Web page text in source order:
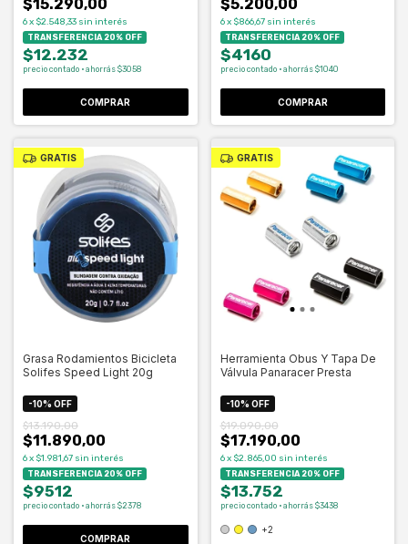
$15.290,00
6x $2.548,33 sin interés
TRANSFERENCIA 20% OFF
$12.232
precio contado · ahorrás $3058
$5.200,00
6 x $866,67 sin interés
TRANSFERENCIA 20% OFF
$4160
precio contado · ahorrás $1040
GRATIS
Grasa Rodamientos Bicicleta
Solifes Speed Light 20g
-10% OFF
$11.890,00
$13.190,00
6x $1.981,67 sin interés
TRANSFERENCIA 20% OFF
$9512
precio contado · ahorrás $2378
GRATIS
Herramienta Obus Y Tapa De
Válvula Panaracer Presta
-10% OFF
$17.190,00
$19.090,00
6 x $2.865,00 sin interés
TRANSFERENCIA 20% OFF
$13.752
precio contado · ahorrás $3438
+2